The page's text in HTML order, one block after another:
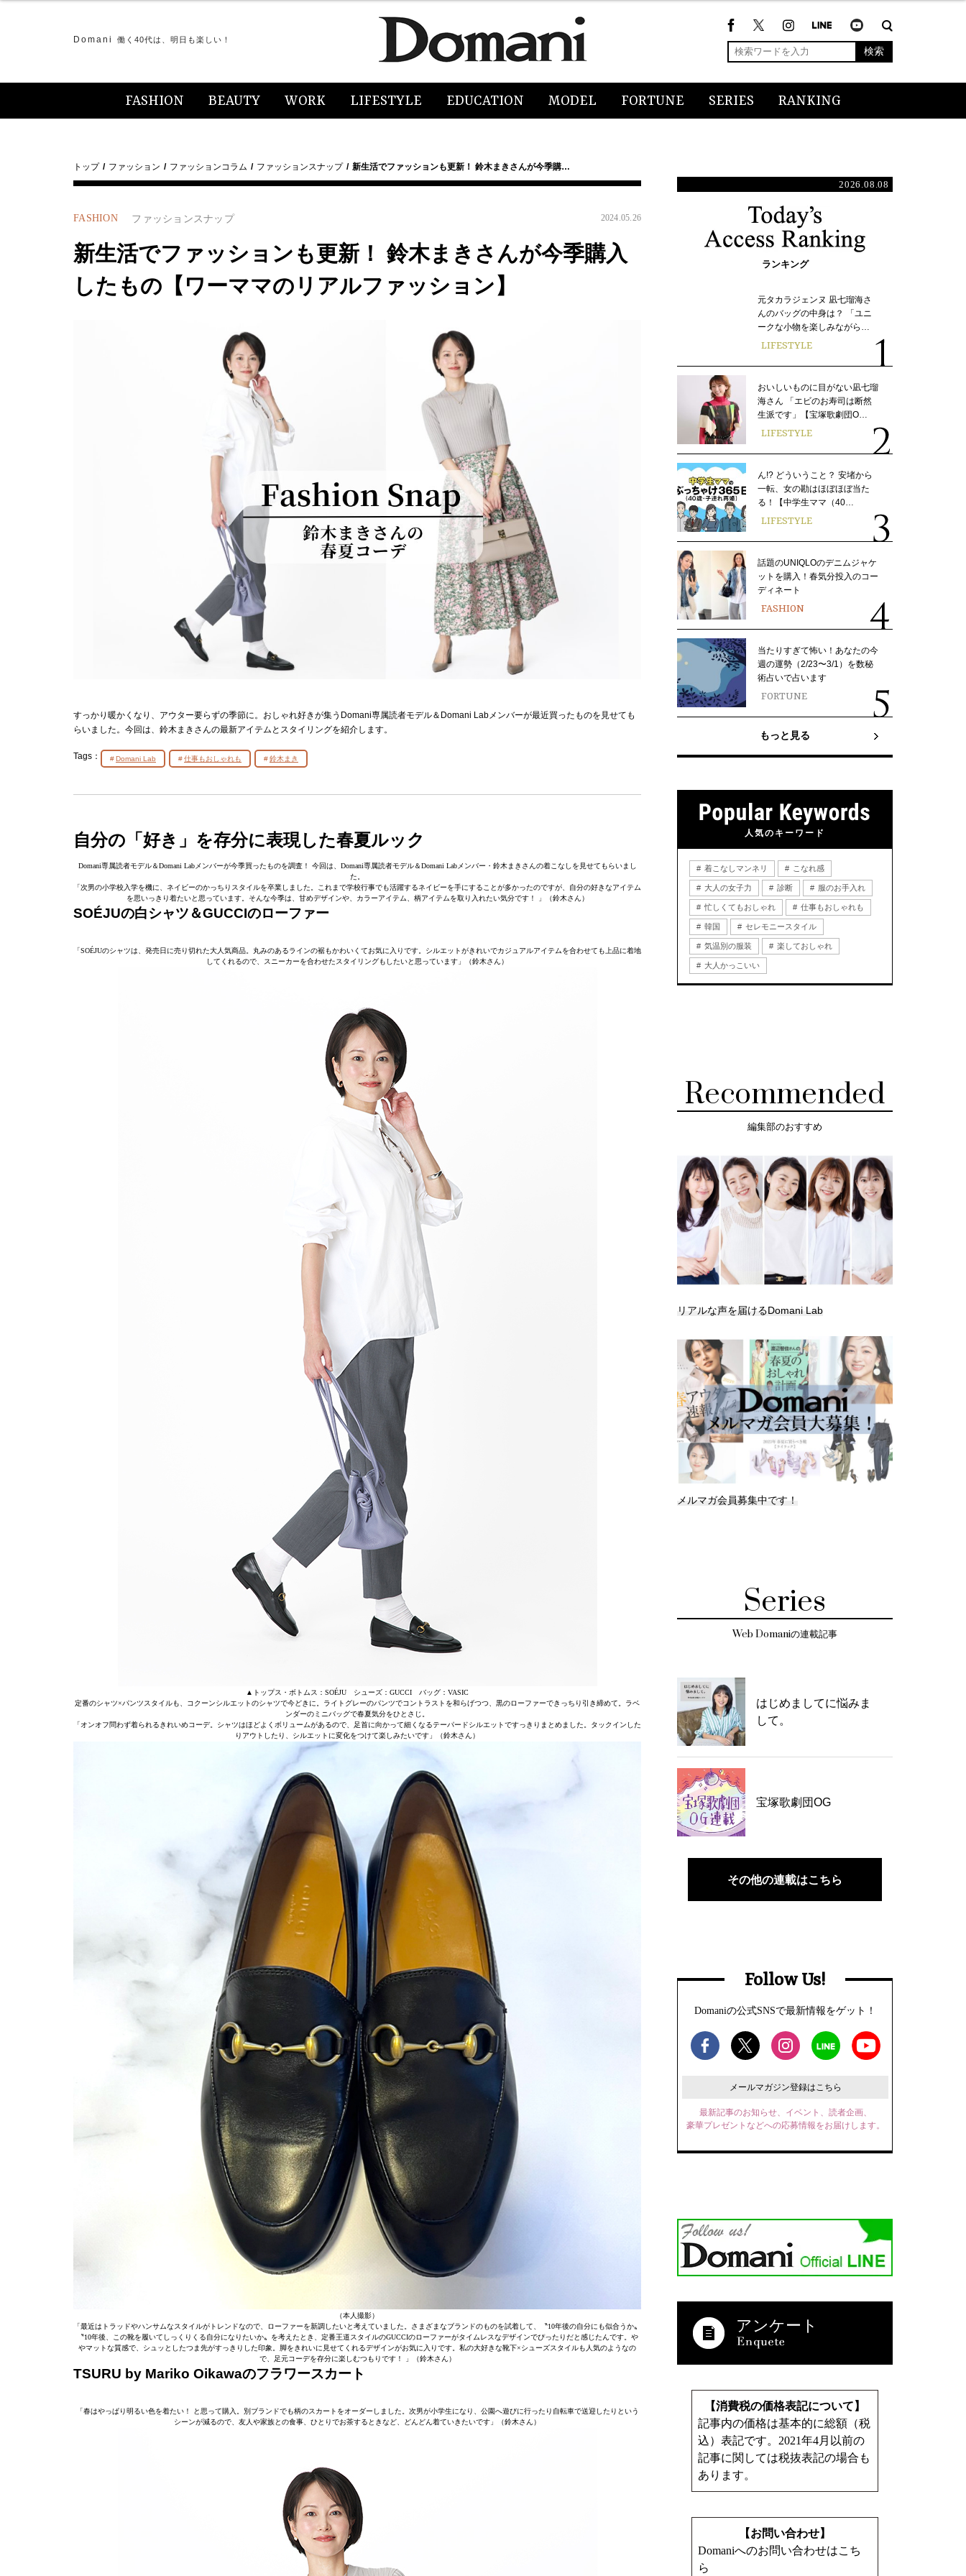
Domani 働く40代は、明日も楽しい！
検索
FASHION BEAUTY WORK LIFESTYLE EDUCATION MODEL FORTUNE SERIES RANKING
トップ ファッション ファッションコラム ファッションスナップ 新生活でファッションも更新！ 鈴木まきさんが今季購…
FASHION ファッションスナップ 2024.05.26
新生活でファッションも更新！ 鈴木まきさんが今季購入
したもの【ワーママのリアルファッション】
すっかり暖かくなり、アウター要らずの季節に。おしゃれ好きが集うDomani専属読者モデル＆Domani Labメンバーが最近買ったものを見せても
らいました。今回は、鈴木まきさんの最新アイテムとスタイリングを紹介します。
Tags： Domani Lab 仕事もおしゃれも 鈴木まき
自分の「好き」を存分に表現した春夏ルック
Domani専属読者モデル＆Domani Labメンバーが今季買ったものを調査！ 今回は、Domani専属読者モデル＆Domani Labメンバー・鈴木まきさんの着こなしを見せてもらいまし
た。
「次男の小学校入学を機に、ネイビーのかっちりスタイルを卒業しました。これまで学校行事でも活躍するネイビーを手にすることが多かったのですが、自分の好きなアイテム
を思いっきり着たいと思っています。そんな今季は、甘めデザインや、カラーアイテム、柄アイテムを取り入れたい気分です！ 」（鈴木さん）
SOÉJUの白シャツ＆GUCCIのローファー
「SOÉJUのシャツは、発売日に売り切れた大人気商品。丸みのあるラインの裾もかわいくてお気に入りです。シルエットがきれいでカジュアルアイテムを合わせても上品に着地
してくれるので、スニーカーを合わせたスタイリングもしたいと思っています」（鈴木さん）
▲トップス・ボトムス：SOÉJU シューズ：GUCCI バッグ：VASIC
定番のシャツ×パンツスタイルも、コクーンシルエットのシャツで今どきに。ライトグレーのパンツでコントラストを和らげつつ、黒のローファーできっちり引き締めて。ラベ
ンダーのミニバッグで春夏気分をひとさじ。
「オンオフ問わず着られるきれいめコーデ。シャツはほどよくボリュームがあるので、足首に向かって細くなるテーパードシルエットですっきりまとめました。タックインした
りアウトしたり、シルエットに変化をつけて楽しみたいです」（鈴木さん）
（本人撮影）
「最近はトラッドやハンサムなスタイルがトレンドなので、ローファーを新調したいと考えていました。さまざまなブランドのものを試着して、〝10年後の自分にも似合うか〟
〝10年後、この靴を履いてしっくりくる自分になりたいか〟を考えたとき、定番王道スタイルのGUCCIのローファーがタイムレスなデザインでぴったりだと感じたんです。や
やマットな質感で、シュッとしたつま先がすっきりした印象。脚をきれいに見せてくれるデザインがお気に入りです。私の大好きな靴下×シューズスタイルも人気のようなの
で、足元コーデを存分に楽しむつもりです！ 」（鈴木さん）
TSURU by Mariko Oikawaのフラワースカート
「春はやっぱり明るい色を着たい！ と思って購入。別ブランドでも柄のスカートをオーダーしました。次男が小学生になり、公園へ遊びに行ったり自転車で送迎したりという
シーンが減るので、友人や家族との食事、ひとりでお茶するときなど、どんどん着ていきたいです」（鈴木さん）
2026.08.08
ランキング
元タカラジェンヌ 凪七瑠海さ
んのバッグの中身は？ 「ユニ
ークな小物を楽しみながら…
LIFESTYLE
おいしいものに目がない凪七瑠
海さん 「エビのお寿司は断然
生派です」【宝塚歌劇団O…
LIFESTYLE
ん!? どういうこと？ 安堵から
一転、女の勘はほぼほぼ当た
る！【中学生ママ（40…
LIFESTYLE
話題のUNIQLOのデニムジャケ
ットを購入！春気分投入のコー
ディネート
FASHION
当たりすぎて怖い！あなたの今
週の運勢（2/23〜3/1）を数秘
術占いで占います
FORTUNE
もっと見る
人気のキーワード
着こなしマンネリ こなれ感
大人の女子力 診断 服のお手入れ
忙しくてもおしゃれ 仕事もおしゃれも
韓国 セレモニースタイル
気温別の服装 楽しておしゃれ
大人かっこいい
Recommended
編集部のおすすめ
リアルな声を届けるDomani Lab
メルマガ会員募集中です！
Series
Web Domaniの連載記事
はじめましてに悩みま
して。
宝塚歌劇団OG
その他の連載はこちら
Follow Us!
Domaniの公式SNSで最新情報をゲット！
メールマガジン登録はこちら
最新記事のお知らせ、イベント、読者企画、
豪華プレゼントなどへの応募情報をお届けします。
アンケート
【消費税の価格表記について】
記事内の価格は基本的に総額（税
込）表記です。2021年4月以前の
記事に関しては税抜表記の場合も
あります。
【お問い合わせ】
Domaniへのお問い合わせはこち
ら